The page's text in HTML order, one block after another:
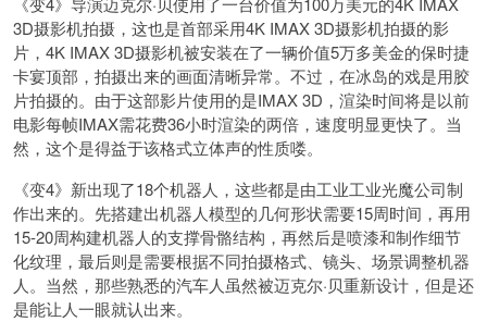
3D摄影机拍摄，这也是首部采用4K IMAX 3D摄影机拍摄的影
片，4K IMAX 3D摄影机被安装在了一辆价值5万多美金的保时捷
卡宴顶部，拍摄出来的画面清晰异常。不过，在冰岛的戏是用胶
片拍摄的。由于这部影片使用的是IMAX 3D，渲染时间将是以前
电影每帧IMAX需花费36小时渲染的两倍，速度明显更快了。当
然，这个是得益于该格式立体声的性质喽。
《变4》新出现了18个机器人，这些都是由工业工业光魔公司制
作出来的。先搭建出机器人模型的几何形状需要15周时间，再用
15-20周构建机器人的支撑骨骼结构，再然后是喷漆和制作细节
化纹理，最后则是需要根据不同拍摄格式、镜头、场景调整机器
人。当然，那些熟悉的汽车人虽然被迈克尔·贝重新设计，但是还
是能让人一眼就认出来。